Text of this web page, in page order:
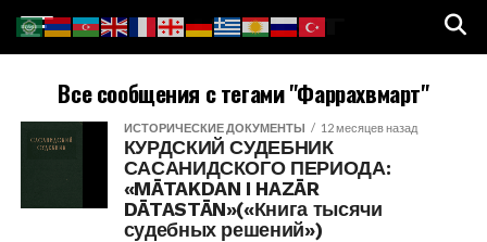
Все сообщения с тегами "Фаррахвмарт"
ИСТОРИЧЕСКИЕ ДОКУМЕНТЫ 12 месяцев назад
КУРДСКИЙ СУДЕБНИК
САСАНИДСКОГО ПЕРИОДА:
«MĀTAKDAN I HAZĀR
DĀTASTĀN»(«Книга тысячи
судебных решений»)